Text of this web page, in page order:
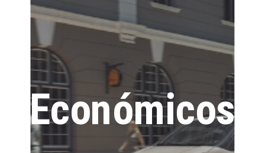
Económicos